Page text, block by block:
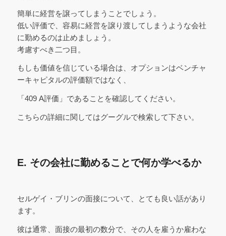
簡単に経営を譲ってしまうことでしょう。
低い評価で、容易に経営を譲り渡してしまうような会社
に勤めるのは止めましょう。
考慮すべき二つ目。
もしも価値を信じている場合は、オプションはベンチャ
ーキャピタルの評価額ではなく、
「409 A評価」であることを確認してください。
こちらの詳細に関してはグーグルで検索して下さい。
E. その会社に勤めることで何か学べるか
セルゲイ・ブリンの面接について、とても良い話があり
ます。
彼は通常、面接の最初の数分で、その人を雇うか雇わな